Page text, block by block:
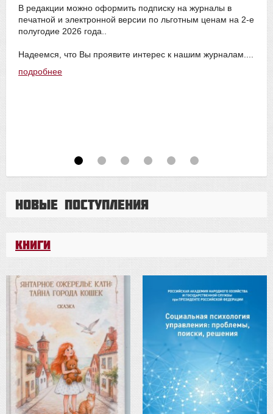
В редакции можно оформить подписку на журналы в
печатной и электронной версии по льготным ценам на 2-е
полугодие 2026 года..
Надеемся, что Вы проявите интерес к нашим журналам....
подробнее
Новые поступления
Книги